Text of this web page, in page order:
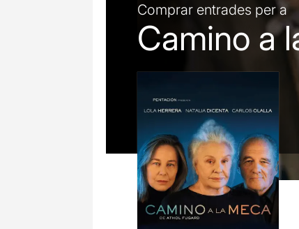
Comprar entrades per a
Camino a